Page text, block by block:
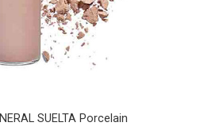
SUELTA Porcelain